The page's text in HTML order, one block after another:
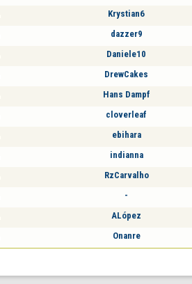
Krystian6
dazzer9
Daniele10
DrewCakes
Hans Dampf
cloverleaf
ebihara
indianna
RzCarvalho
-
ALópez
Onanre